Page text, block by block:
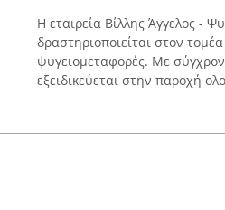
Η εταιρεία Βίλλης Άγγελος -
δραστηριοποιείται στον
ψυγειομεταφορές. Με
εξειδικεύεται στην παροχή